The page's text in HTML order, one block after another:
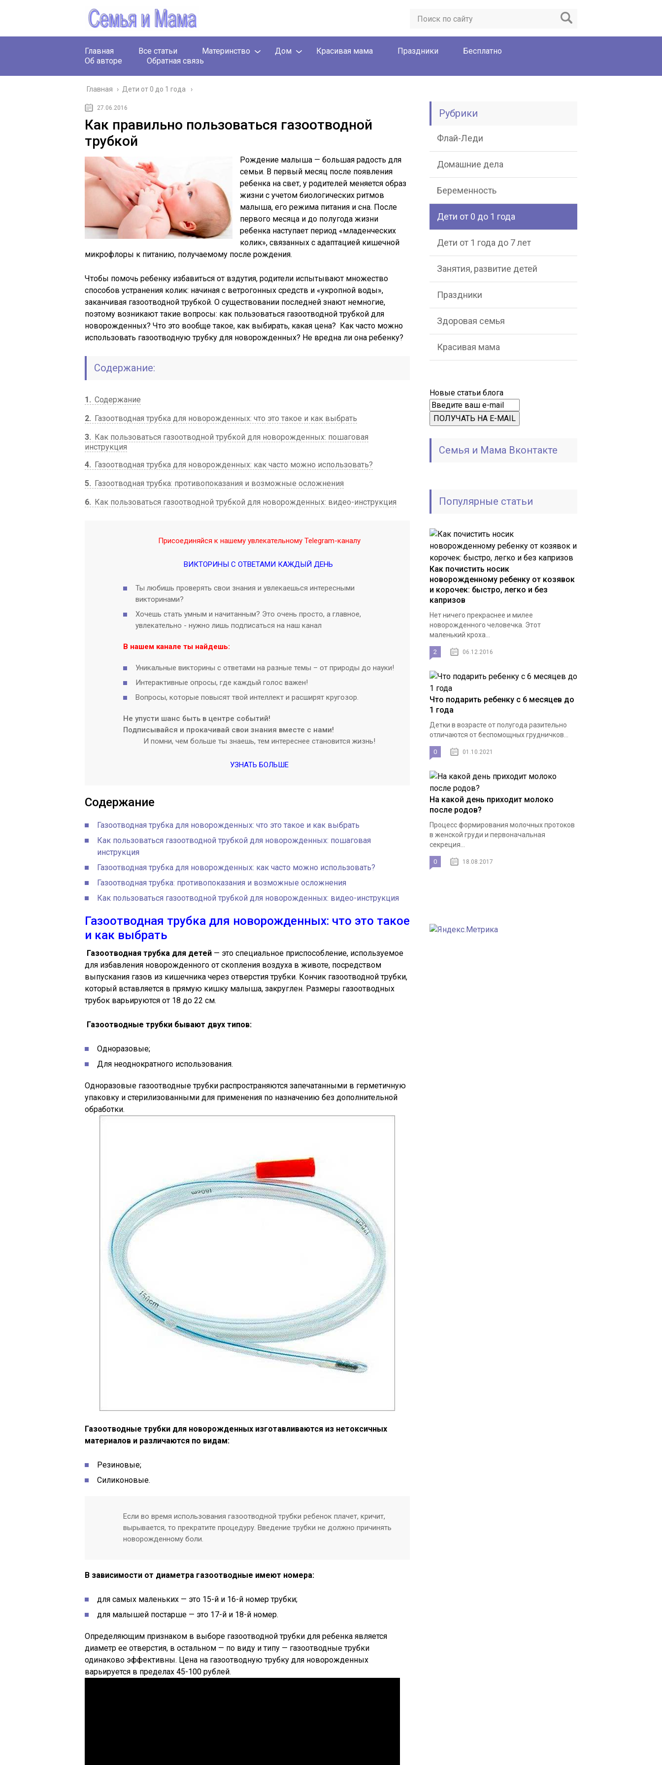
Главная Все статьи Материнство Дом Красивая мама Праздники
Бесплатно
Об авторе
Обратная связь
Главная › Дети от 0 до 1 года
27.06.2016
Как правильно пользоваться газоотводной
трубкой
Рождение малыша — большая радость для
семьи. В первый месяц после появления
ребенка на свет, у родителей меняется образ
жизни c учетом биологических ритмов
малыша, его режима питания и сна. После
первого месяца и до полугода жизни
ребенка наступает период «младенческих
колик», связанных с адаптацией кишечной
микрофлоры к питанию, получаемому после рождения.
Чтобы помочь ребенку избавиться от вздутия, родители испытывают множество
способов устранения колик: начиная с ветрогонных средств и «укропной воды»,
заканчивая газоотводной трубкой. О существовании последней знают немногие,
поэтому возникают такие вопросы: как пользоваться газоотводной трубкой для
новорожденных? Что это вообще такое, как выбирать, какая цена? Как часто можно
использовать газоотводную трубку для новорожденных? Не вредна ли она ребенку?
Содержание:
1
Содержание
2
Газоотводная трубка для новорожденных: что это такое и как выбрать
3
Как пользоваться газоотводной трубкой для новорожденных: пошаговая
инструкция
4
Газоотводная трубка для новорожденных: как часто можно использовать?
5
Газоотводная трубка: противопоказания и возможные осложнения
6
Как пользоваться газоотводной трубкой для новорожденных: видео-инструкция
Присоединяйся к нашему увлекательному Telegram-каналу
ВИКТОРИНЫ С ОТВЕТАМИ КАЖДЫЙ ДЕНЬ
Ты любишь проверять свои знания и увлекаешься интересными
викторинами?
Хочешь стать умным и начитанным? Это очень просто, а главное,
увлекательно - нужно лишь подписаться на наш канал
В нашем канале ты найдешь:
Уникальные викторины с ответами на разные темы – от природы до науки!
Интерактивные опросы, где каждый голос важен!
Вопросы, которые повысят твой интеллект и расширят кругозор.
Не упусти шанс быть в центре событий!
Подписывайся и прокачивай свои знания вместе с нами!
И помни, чем больше ты знаешь, тем интереснее становится жизнь!
УЗНАТЬ БОЛЬШЕ
Содержание
Газоотводная трубка для новорожденных: что это такое и как выбрать
Как пользоваться газоотводной трубкой для новорожденных: пошаговая
инструкция
Газоотводная трубка для новорожденных: как часто можно использовать?
Газоотводная трубка: противопоказания и возможные осложнения
Как пользоваться газоотводной трубкой для новорожденных: видео-инструкция
Газоотводная трубка для новорожденных: что это такое
и как выбрать
Газоотводная трубка для детей — это специальное приспособление, используемое
для избавления новорожденного от скопления воздуха в животе, посредством
выпускания газов из кишечника через отверстия трубки. Кончик газоотводной трубки,
который вставляется в прямую кишку малыша, закруглен. Размеры газоотводных
трубок варьируются от 18 до 22 см.
Газоотводные трубки бывают двух типов:
Одноразовые;
Для неоднократного использования.
Одноразовые газоотводные трубки распространяются запечатанными в герметичную
упаковку и стерилизованными для применения по назначению без дополнительной
обработки.
Газоотводные трубки для новорожденных изготавливаются из нетоксичных
материалов и различаются по видам:
Резиновые;
Силиконовые.
Если во время использования газоотводной трубки ребенок плачет, кричит,
вырывается, то прекратите процедуру. Введение трубки не должно причинять
новорожденному боли.
В зависимости от диаметра газоотводные имеют номера:
для самых маленьких — это 15-й и 16-й номер трубки;
для малышей постарше — это 17-й и 18-й номер.
Определяющим признаком в выборе газоотводной трубки для ребенка является
диаметр ее отверстия, в остальном — по виду и типу — газоотводные трубки
одинаково эффективны. Цена на газоотводную трубку для новорожденных
варьируется в пределах 45-100 рублей.
Рубрики
Флай-Леди
Домашние дела
Беременность
Дети от 0 до 1 года
Дети от 1 года до 7 лет
Занятия, развитие детей
Праздники
Здоровая семья
Красивая мама
Новые статьи блога
ПОЛУЧАТЬ НА E-MAIL
Семья и Мама Вконтакте
Популярные статьи
Как почистить носик
новорожденному ребенку от козявок
и корочек: быстро, легко и без
капризов
Нет ничего прекраснее и милее
новорожденного человечка. Этот
маленький кроха...
2 06.12.2016
Что подарить ребенку с 6 месяцев до
1 года
Детки в возрасте от полугода разительно
отличаются от беспомощных грудничков...
0 01.10.2021
На какой день приходит молоко
после родов?
Процесс формирования молочных протоков
в женской груди и первоначальная
секреция...
0 18.08.2017